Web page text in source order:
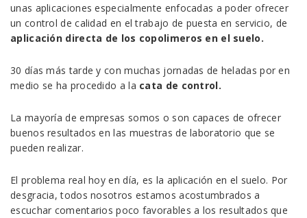
unas aplicaciones especialmente enfocadas a poder ofrecer
un control de calidad en el trabajo de puesta en servicio, de
aplicación directa de los copolimeros en el suelo.
30 días más tarde y con muchas jornadas de heladas por en
medio se ha procedido a la cata de control.
La mayoría de empresas somos o son capaces de ofrecer
buenos resultados en las muestras de laboratorio que se
pueden realizar.
El problema real hoy en día, es la aplicación en el suelo. Por
desgracia, todos nosotros estamos acostumbrados a
escuchar comentarios poco favorables a los resultados que